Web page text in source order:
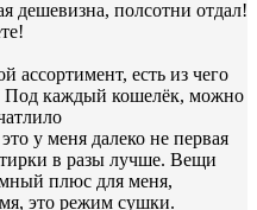
дешевизна, полсотни отдал!
ассортимент, есть из чего
Под каждый кошелёк, можно
у меня далеко не первая
в разы лучше. Вещи
плюс для меня,
это режим сушки.